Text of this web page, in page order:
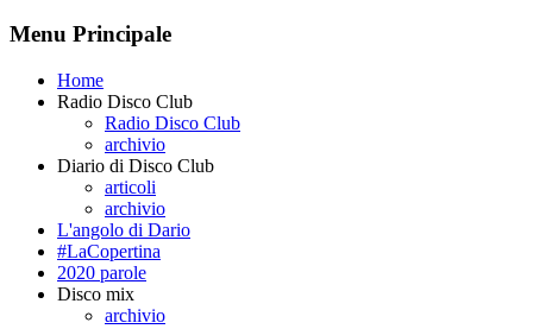
Menu Principale
Home
Radio Disco Club
Radio Disco Club
archivio
Diario di Disco Club
articoli
archivio
L'angolo di Dario
#LaCopertina
2020 parole
Disco mix
archivio